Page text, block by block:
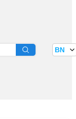
BN